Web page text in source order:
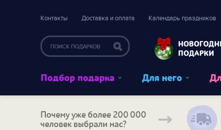
Контакты Доставка и оплата Календарь праздников
ПОДАРКИ
Подбор подарка Для него
Почему уже более 200 000
человек выбрали нас?